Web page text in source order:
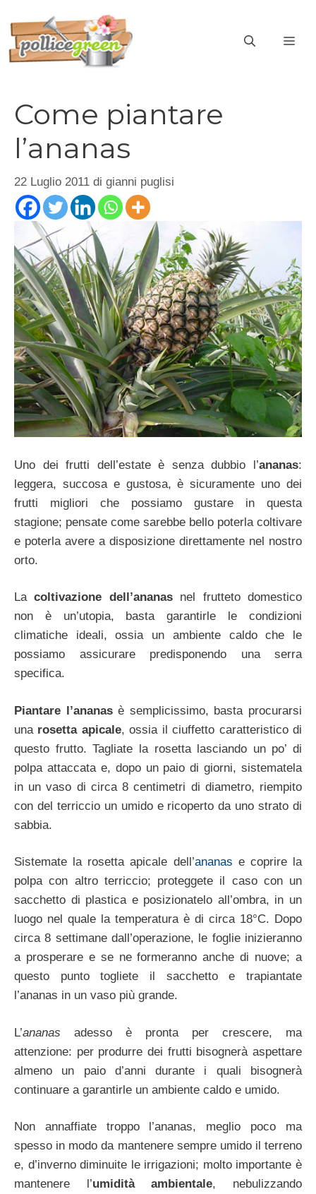
contenuto
Come piantare
l’ananas
22 Luglio 2011 di gianni puglisi
Uno dei frutti dell’estate è senza dubbio l’ananas:
leggera, succosa e gustosa, è sicuramente uno dei
frutti migliori che possiamo gustare in questa
stagione; pensate come sarebbe bello poterla coltivare
e poterla avere a disposizione direttamente nel nostro
orto.
Lacoltivazione dell’ananasnel frutteto domestico
non è un’utopia, basta garantirle le condizioni
climatiche ideali, ossia un ambiente caldo che le
possiamo assicurare predisponendo una serra
specifica.
Piantare l’ananasè semplicissimo, basta procurarsi
una rosetta apicale, ossia il ciuffetto caratteristico di
questo frutto. Tagliate la rosetta lasciando un po’ di
polpa attaccata e, dopo un paio di giorni, sistematela
in un vaso di circa 8 centimetri di diametro, riempito
con del terriccio un umido e ricoperto da uno strato di
sabbia.
Sistemate la rosetta apicale dell’ananas e coprire la
polpa con altro terriccio; proteggete il caso con un
sacchetto di plastica e posizionatelo all’ombra, in un
luogo nel quale la temperatura è di circa 18°C. Dopo
circa 8 settimane dall’operazione, le foglie inizieranno
a prosperare e se ne formeranno anche di nuove; a
questo punto togliete il sacchetto e trapiantate
l’ananas in un vaso più grande.
L’ananas adesso è pronta per crescere, ma
attenzione: per produrre dei frutti bisognerà aspettare
almeno un paio d’anni durante i quali bisognerà
continuare a garantirle un ambiente caldo e umido.
Non annaffiate troppo l’ananas, meglio poco ma
spesso in modo da mantenere sempre umido il terreno
e, d’inverno diminuite le irrigazioni; molto importante è
mantenere l’umidità ambientale, nebulizzando